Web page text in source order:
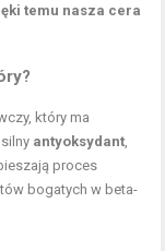
temu nasza cera
który ma
antyoksydant,
proces
bogatych w beta-